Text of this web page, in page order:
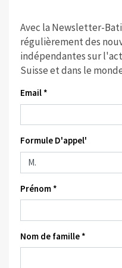
Avec la Newsletter-
régulièrement des
indépendantes sur
Suisse et dans le
Email *
Formule D'appel'
Prénom *
Nom de famille *